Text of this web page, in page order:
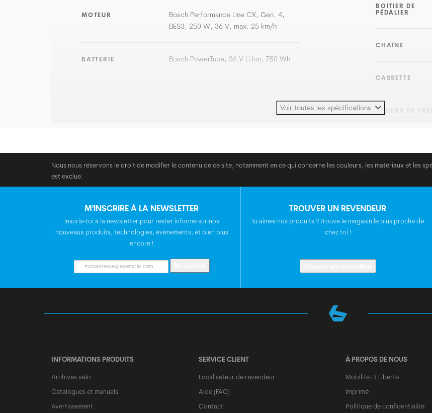
MOTEUR
Bosch Performance Line CX, Gen. 4,
BES3, 250 W, 36 V, max. 25 km/h
BATTERIE Bosch PowerTube, 36 V Li Ion, 750 Wh
BOITIER DE
PÉDALIER
CHAÎNE
CASSETTE
LEVIERS DE
FREINS
SELLE
JEU DE
Voir toutes les spécifications
Nous nous réservons le droit de modifier le contenu de ce site, notamment en ce qui concerne les couleurs, les matériaux et les
est exclue.
M'INSCRIRE À LA NEWSLETTER
Inscris-toi à la newsletter pour rester informé sur nos
nouveaux produits, technologies, évènements, et bien plus
encore !
TROUVER UN REVENDEUR
Tu aimes nos produits ? Trouve le magasin le plus proche de
chez toi !
INFORMATIONS PRODUITS
Archives vélo
Catalogues et manuels
Avertissement
SERVICE CLIENT
Localisateur de revendeur
Aide (FAQ)
Contact
À PROPOS DE NOUS
Mobilité Et Liberté
Imprimé
Politique de confidentialité